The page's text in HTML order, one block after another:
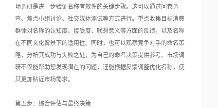
场调研是进一步验证名称有效性的关键步骤。这可以通过问卷调
查、焦点小组讨论、社交媒体测试等方式进行。重点收集目标消费
群体对名称的认知度、接受度、联想意义等方面的反馈，以及名称
在不同文化背景下的适用性。同时，也可以观察竞争对手的命名策
略，分析其成功与失败之处，为自己的命名决策提供参考。市场调
研不仅能帮助您发现潜在的问题，还能根据反馈调整优化名称，使
其更加贴近市场需求。
第五步：综合评估与最终决策